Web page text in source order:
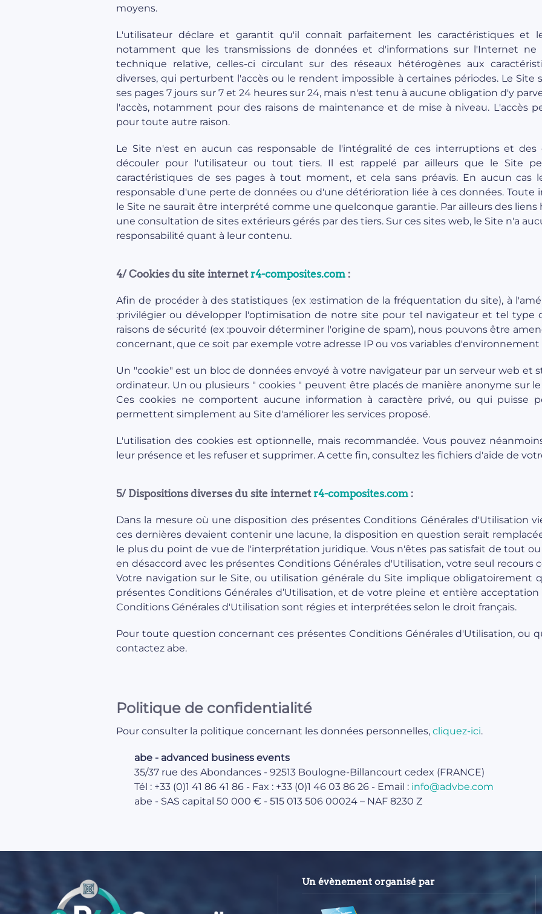
moyens.
L'utilisateur déclare et garantit qu'il connaît parfaitement les caractéristiques et
notamment que les transmissions de données et d'informations sur l'Internet ne
technique relative, celles-ci circulant sur des réseaux hétérogènes aux
diverses, qui perturbent l'accès ou le rendent impossible à certaines périodes. Le Site
ses pages 7 jours sur 7 et 24 heures sur 24, mais n'est tenu à aucune obligation d'y
l'accès, notamment pour des raisons de maintenance et de mise à niveau. L'accès
pour toute autre raison.
Le Site n'est en aucun cas responsable de l'intégralité de ces interruptions et
découler pour l'utilisateur ou tout tiers. Il est rappelé par ailleurs que le Site
caractéristiques de ses pages à tout moment, et cela sans préavis. En aucun cas
responsable d'une perte de données ou d'une détérioration liée à ces données. Toute
le Site ne saurait être interprété comme une quelconque garantie. Par ailleurs des
une consultation de sites extérieurs gérés par des tiers. Sur ces sites web, le Site n'a
responsabilité quant à leur contenu.
4/ Cookies du site internetr4-composites.com :
Afin de procéder à des statistiques (ex :estimation de la fréquentation du site), à
:privilégier ou développer l'optimisation de notre site pour tel navigateur et tel type
raisons de sécurité (ex :pouvoir déterminer l'origine de spam), nous pouvons être
concernant, que ce soit par exemple votre adresse IP ou vos variables
Un "cookie" est un bloc de données envoyé à votre navigateur par un serveur web et
ordinateur. Un ou plusieurs " cookies " peuvent être placés de manière anonyme sur
Ces cookies ne comportent aucune information à caractère privé, ou qui puisse
permettent simplement au Site d'améliorer les services proposé.
L'utilisation des cookies est optionnelle, mais recommandée. Vous pouvez
leur présence et les refuser et supprimer. A cette fin, consultez les fichiers d'aide de
5/ Dispositions diverses du site internetr4-composites.com :
Dans la mesure où une disposition des présentes Conditions Générales d'Utilisation
ces dernières devaient contenir une lacune, la disposition en question serait
le plus du point de vue de l'interprétation juridique. Vous n'êtes pas satisfait de tout
en désaccord avec les présentes Conditions Générales d'Utilisation, votre seul recours
Votre navigation sur le Site, ou utilisation générale du Site implique obligatoirement
présentes Conditions Générales d’Utilisation, et de votre pleine et entière
Conditions Générales d'Utilisation sont régies et interprétées selon le droit français.
Pour toute question concernant ces présentes Conditions Générales d'Utilisation, ou
contactez abe.
Politique de confidentialité
Pour consulter la politique concernant les données personnelles, cliquez-ici.
abe - advanced business events
35/37 rue des Abondances - 92513 Boulogne-Billancourt cedex (FRANCE)
Tél : +33 (0)1 41 86 41 86 - Fax : +33 (0)1 46 03 86 26 - Email : info@advbe.com
abe - SAS capital 50 000 € - 515 013 506 00024 – NAF 8230 Z
Un évènement organisé par